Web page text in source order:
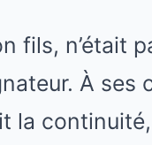
fils, n’était
À ses
la